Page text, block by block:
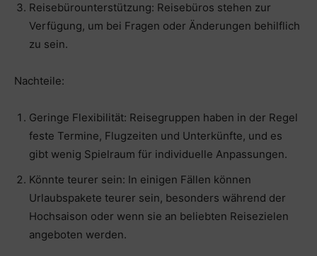
Reisebürounterstützung: Reisebüros stehen zur
Verfügung, um bei Fragen oder Änderungen behilflich
zu sein.
Nachteile:
Geringe Flexibilität: Reisegruppen haben in der Regel
feste Termine, Flugzeiten und Unterkünfte, und es
gibt wenig Spielraum für individuelle Anpassungen.
Könnte teurer sein: In einigen Fällen können
Urlaubspakete teurer sein, besonders während der
Hochsaison oder wenn sie an beliebten Reisezielen
angeboten werden.